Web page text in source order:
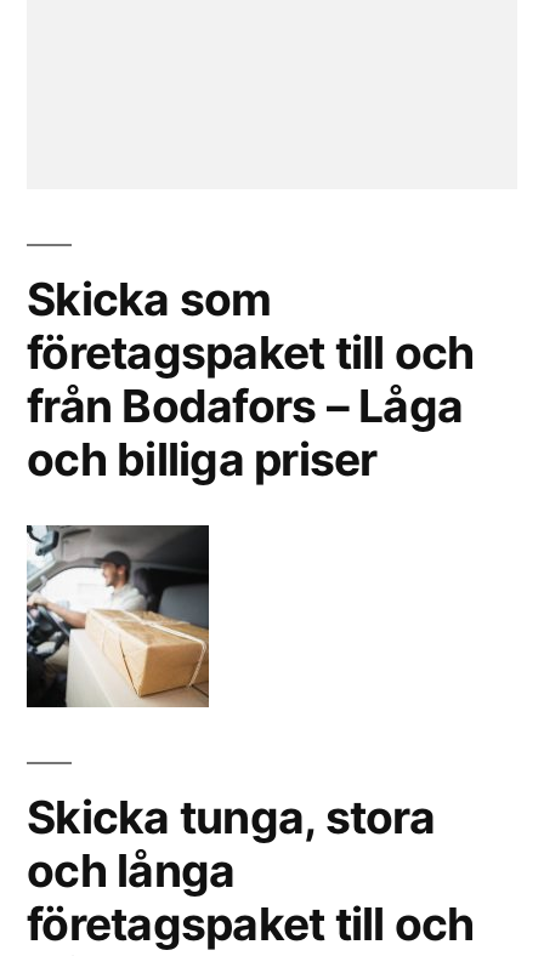
Skicka som
företagspaket till och
från Bodafors – Låga
och billiga priser
Skicka tunga, stora
och långa
företagspaket till och